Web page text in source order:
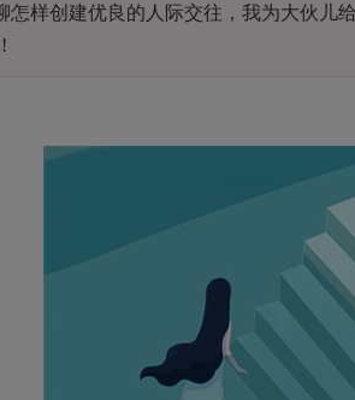
怎样创建优良的人际交往，我为大伙儿